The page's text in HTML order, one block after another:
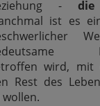
- die
ist es
wird, mit
Rest des
wollen.